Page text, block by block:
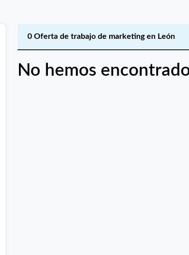
0 Oferta de trabajo de marketing en León
No hemos